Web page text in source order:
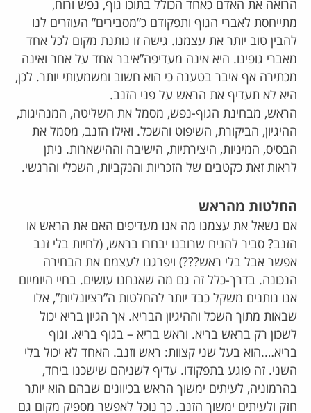
הרואה את האדם כאחד הכולל בתוכו גוף, נפש ורוח,
מתייחסת לאברי הגוף ותפקודם כ”מסבירים” העוזרים לנו
להבין טוב יותר את עצמנו. גישה זו נותנת מקום לכל אחד
מאברי גופינו. היא אינה מעדיפה”איבר אחד על אחר ואינה
מכתירה אף איבר בטענה כי הוא חשוב ומשמעותי יותר. לכן,
היא לא תעדיף את הראש על פני הזנב.
הראש, מבחינת הגוף-נפש, מסמל את השליטה, המנהיגות,
ההיגיון, הביקורת, השיפוט והשכל. ואילו הזנב, מסמל את
הבסיס, המיניות, היצירתיות, הישיבה וההישארות. ניתן
לראות זאת כקטבים של הזכריות והנקביות, השכלי והרגשי.
החלטות מהראש
אם נשאל את עצמנו מה אנו מעדיפים האם את הראש או
הזנב? סביר להניח שרובנו יבחרו בראש, (לחיות בלי זנב
אפשר אבל בלי ראש???) ויפרגנו לעצמם את הבחירה
הנכונה. בדרך-כלל זה גם מה שאנחנו עושים. בחיי היומיום
אנו נותנים משקל כבד יותר להחלטות ה”רציונליות”, אלו
שבאות מתוך השכל וההיגיון הבריא. אך הגיון בריא יכול
לשכון רק בראש בריא. וראש בריא – בגוף בריא. וגוף
בריא….הוא בעל שני קצוות: ראש וזנב. האחד לא יכול בלי
השני. זה פוגע בתפקודו. עדיף לשניהם שישכנו ביחד,
בהרמוניה, לעיתים ימשוך הראש בכיוונים שבהם הוא יותר
חזק ולעיתים ימשוך הזנב. כך נוכל לאפשר מספיק מקום גם